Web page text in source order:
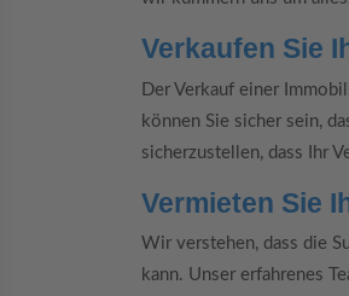
Verkaufen Sie
Der Verkauf einer
können Sie sicher sein,
sicherzustellen, dass Ihr
Vermieten Sie
Wir verstehen, dass die
kann. Unser erfahrenes